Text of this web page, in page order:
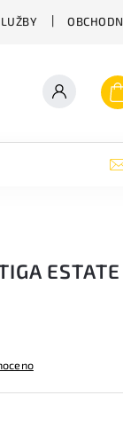
ZAHRADNÍ